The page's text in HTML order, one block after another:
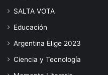
SALTA VOTA
Educación
Argentina Elige 2023
Ciencia y Tecnología